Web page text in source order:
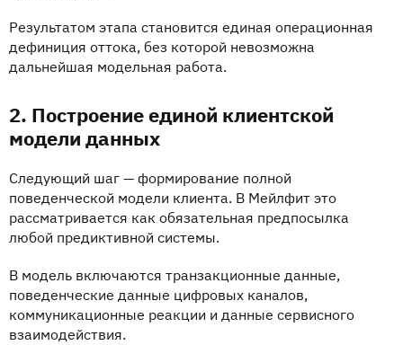
Результатом этапа становится единая операционная
дефиниция оттока, без которой невозможна
дальнейшая модельная работа.
2. Построение единой клиентской
модели данных
Следующий шаг — формирование полной
поведенческой модели клиента. В Мейлфит это
рассматривается как обязательная предпосылка
любой предиктивной системы.
В модель включаются транзакционные данные,
поведенческие данные цифровых каналов,
коммуникационные реакции и данные сервисного
взаимодействия.